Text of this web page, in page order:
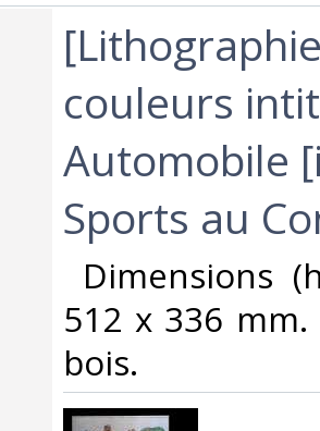
couleurs
Automobile
Sports au
Dimensions
512 x 336
bois.‎